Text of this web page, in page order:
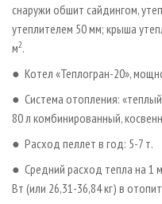
снаружи обшит сайдингом,
утеплителем 50 мм; крыша
м2.
● Котел «Теплогран­-20»,
● Система отопления:
80 л комбинированный,
● Расход пеллет в год: 5-7 т.
● Средний расход тепла на 1 м
Вт (или 26,31-36,84 кг) в